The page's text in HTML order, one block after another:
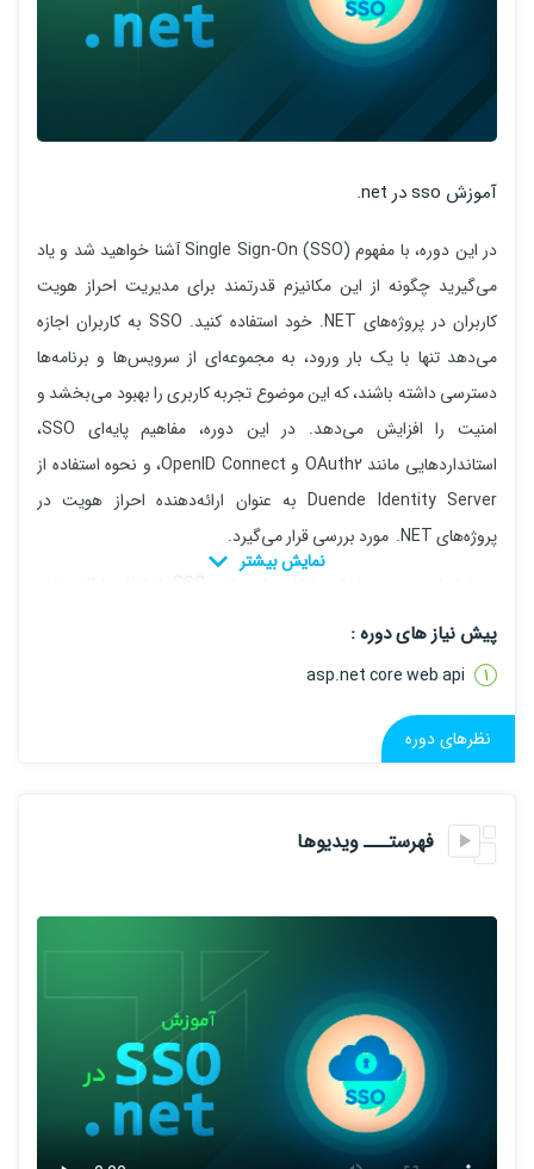
آموزش sso در net.
در این دوره، با مفهوم Single Sign-On (SSO) آشنا خواهید شد و یاد
می‌گیرید چگونه از این مکانیزم قدرتمند برای مدیریت احراز هویت
کاربران در پروژه‌های NET. خود استفاده کنید. SSO به کاربران اجازه
می‌دهد تنها با یک بار ورود، به مجموعه‌ای از سرویس‌ها و برنامه‌ها
دسترسی داشته باشند، که این موضوع تجربه کاربری را بهبود می‌بخشد و
امنیت را افزایش می‌دهد. در این دوره، مفاهیم پایه‌ای SSO،
استانداردهایی مانند OAuth2 و OpenID Connect، و نحوه استفاده از
Duende Identity Server به عنوان ارائه‌دهنده احراز هویت در
پروژه‌های NET. مورد بررسی قرار می‌گیرد.
احراز هویت تا اتصال کلاینت‌های مختلف مانند اپلیکیشن‌های وب و
مدیریت امنیت، شخصی‌سازی فرایند ورود، و رفع مشکلات رایج در
پروژه‌های واقعی ارائه خواهد شد. این دوره مناسب توسعه‌دهندگانی
است که می‌خواهند سیستم‌های احراز هویت مدرن و امن را در پروژه‌های
پیش نیاز های دوره :
asp.net core web api
نظرهای دوره
فهرستـــ ویدیوها